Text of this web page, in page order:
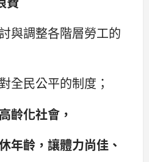
與調整各階層勞工的
全民公平的制度；
齡化社會，
年齡，讓體力尚佳、